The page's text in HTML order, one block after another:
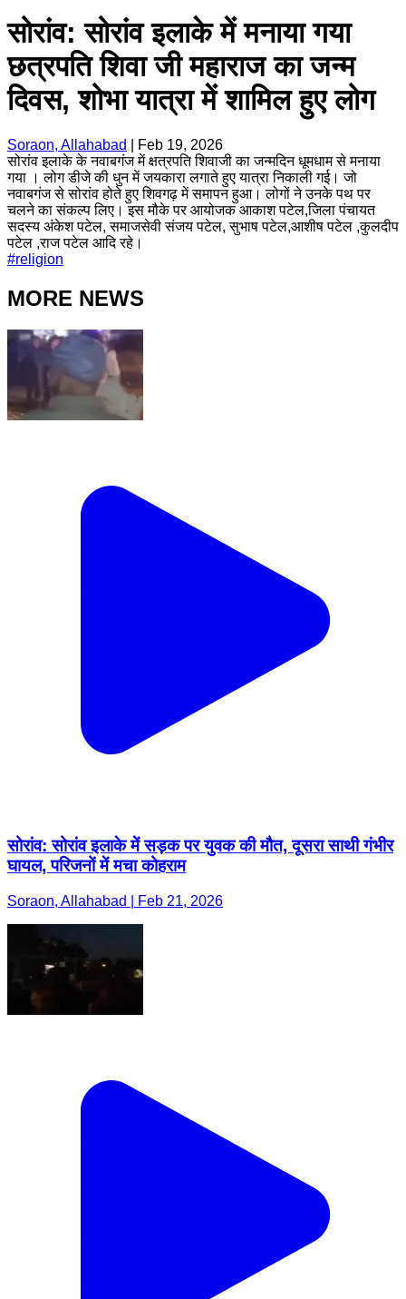
सोरांव: सोरांव इलाके में मनाया गया
छत्रपति शिवा जी महाराज का जन्म
दिवस, शोभा यात्रा में शामिल हुए लोग
Soraon, Allahabad
Feb 19, 2026
सोरांव इलाके के नवाबगंज में क्षत्रपति शिवाजी का जन्मदिन धूमधाम से मनाया
गया । लोग डीजे की धुन में जयकारा लगाते हुए यात्रा निकाली गई। जो
नवाबगंज से सोरांव होते हुए शिवगढ़ में समापन हुआ। लोगों ने उनके पथ पर
चलने का संकल्प लिए। इस मौके पर आयोजक आकाश पटेल,जिला पंचायत
सदस्य अंकेश पटेल, समाजसेवी संजय पटेल, सुभाष पटेल,आशीष पटेल ,कुलदीप
पटेल ,राज पटेल आदि रहे।
#religion
MORE NEWS
सोरांव: सोरांव इलाके में सड़क पर युवक की मौत, दूसरा साथी गंभीर
घायल, परिजनों में मचा कोहराम
Soraon, Allahabad | Feb 21, 2026